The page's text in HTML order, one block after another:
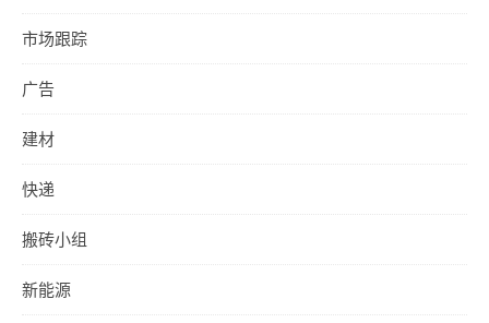
市场跟踪
广告
建材
快递
搬砖小组
新能源